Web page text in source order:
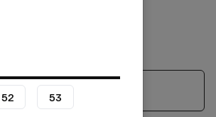
Ver productos similares
52 53